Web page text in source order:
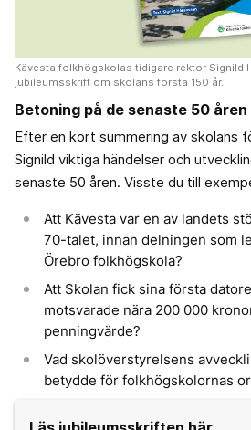
Kävesta folkhögskolas tidigare rektor Signild
jubileumsskrift om skolans första 150 år.
Betoning på de senaste 50 åren
Efter en kort summering av skolans
Signild viktiga händelser och
senaste 50 åren. Visste du till
Att Kävesta var en av landets
70-talet, innan delningen som
Örebro folkhögskola?
Att Skolan fick sina första
motsvarade nära 200 000
penningvärde?
Vad skolöverstyrelsens
betydde för folkhögskolornas